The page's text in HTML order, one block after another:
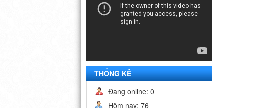
THỐNG KÊ
Đang online: 0
Hôm nay: 76